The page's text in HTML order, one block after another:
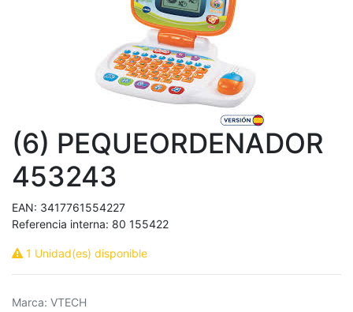
(6) PEQUEORDENADOR
453243
EAN: 3417761554227
Referencia interna: 80 155422
1 Unidad(es) disponible
Marca: VTECH